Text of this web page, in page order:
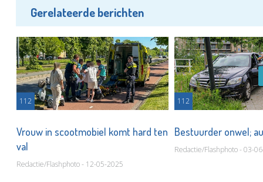
Gerelateerde berichten
112
Vrouw in scootmobiel komt hard ten
val
Redactie/Flashphoto - 12-05-2025
112
Bestuurder onwel;
Redactie/Flashphoto - 03-